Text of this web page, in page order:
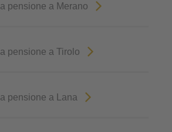
pensione a Merano
pensione a Tirolo
pensione a Lana